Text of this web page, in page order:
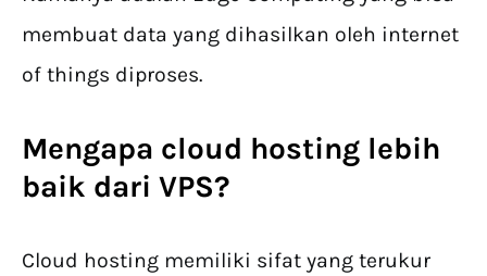
membuat data yang dihasilkan oleh internet
of things diproses.
Mengapa cloud hosting lebih
baik dari VPS?
Cloud hosting memiliki sifat yang terukur